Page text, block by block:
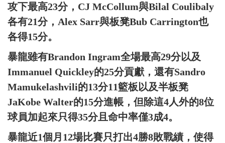
攻下最高23分，CJ McCollum與Bilal Coulibaly
各有21分，Alex Sarr與板凳Bub Carrington也
各得15分。
暴龍雖有Brandon Ingram全場最高29分以及
Immanuel Quickley的25分貢獻，還有Sandro
Mamukelashvili的13分11籃板以及半板凳
JaKobe Walter的15分進帳，但除這4人外的8位
球員加起來只得35分且命中率僅3成4。
暴龍近1個月12場比賽只打出4勝8敗戰績，使得